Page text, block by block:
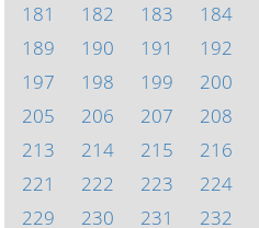
181
182 183 184
189
190 191 192
197
198 199 200
205
206 207 208
213
214 215 216
221
222 223 224
229
230 231 232